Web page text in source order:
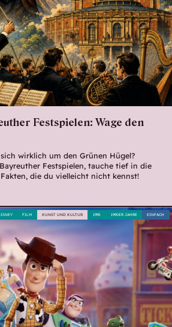
Festspielen: Wage den
wirklich um den Grünen Hügel?
Festspielen, tauche tief in die
die du vielleicht nicht kennst!
EINFACH
1990ER JAHRE
1995
KUNST UND KULTUR
FILM